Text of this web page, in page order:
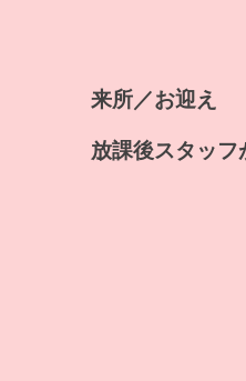
​来所／お迎え
放課後スタッフ